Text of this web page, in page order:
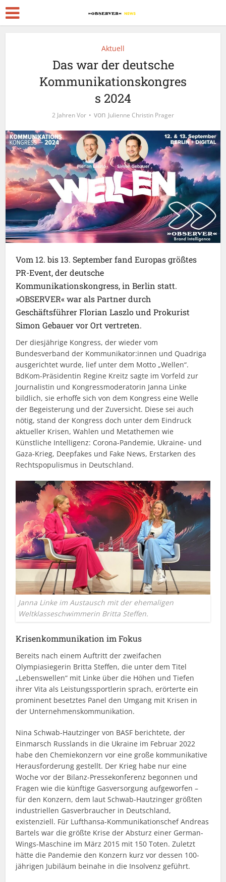
Aktuell
Das war der deutsche
Kommunikationskongres
s 2024
2 Jahren Vor von Julienne Christin Prager
Vom 12. bis 13. September fand Europas größtes
PR-Event, der deutsche
Kommunikationskongress, in Berlin statt.
»OBSERVER« war als Partner durch
Geschäftsführer Florian Laszlo und Prokurist
Simon Gebauer vor Ort vertreten.
Der diesjährige Kongress, der wieder vom
Bundesverband der Kommunikator:innen und Quadriga
ausgerichtet wurde, lief unter dem Motto „Wellen“.
BdKom-Präsidentin Regine Kreitz sagte im Vorfeld zur
Journalistin und Kongressmoderatorin Janna Linke
bildlich, sie erhoffe sich von dem Kongress eine Welle
der Begeisterung und der Zuversicht. Diese sei auch
nötig, stand der Kongress doch unter dem Eindruck
aktueller Krisen, Wahlen und Metathemen wie
Künstliche Intelligenz: Corona-Pandemie, Ukraine- und
Gaza-Krieg, Deepfakes und Fake News, Erstarken des
Rechtspopulismus in Deutschland.
Janna Linke im Austausch mit der ehemaligen
Weltklasseschwimmerin Britta Steffen.
Krisenkommunikation im Fokus
Bereits nach einem Auftritt der zweifachen
Olympiasiegerin Britta Steffen, die unter dem Titel
„Lebenswellen“ mit Linke über die Höhen und Tiefen
ihrer Vita als Leistungssportlerin sprach, erörterte ein
prominent besetztes Panel den Umgang mit Krisen in
der Unternehmenskommunikation.
Nina Schwab-Hautzinger von BASF berichtete, der
Einmarsch Russlands in die Ukraine im Februar 2022
habe den Chemiekonzern vor eine große kommunikative
Herausforderung gestellt. Der Krieg habe nur eine
Woche vor der Bilanz-Pressekonferenz begonnen und
Fragen wie die künftige Gasversorgung aufgeworfen –
für den Konzern, dem laut Schwab-Hautzinger größten
industriellen Gasverbraucher in Deutschland,
existenziell. Für Lufthansa-Kommunikationschef Andreas
Bartels war die größte Krise der Absturz einer German-
Wings-Maschine im März 2015 mit 150 Toten. Zuletzt
hätte die Pandemie den Konzern kurz vor dessen 100-
jährigen Jubiläum beinahe in die Insolvenz geführt.